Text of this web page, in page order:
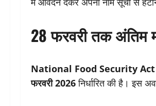
28 फरवरी तक अंतिम
National Food Security
फरवरी 2026निर्धारित की है। इस